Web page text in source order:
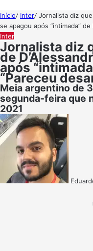
Início/ Inter/Jornalista diz
se apagou após “intimada”
Inter
Jornalista diz
de
após
“Pareceu
Meia argentino de
segunda-feira que
2021